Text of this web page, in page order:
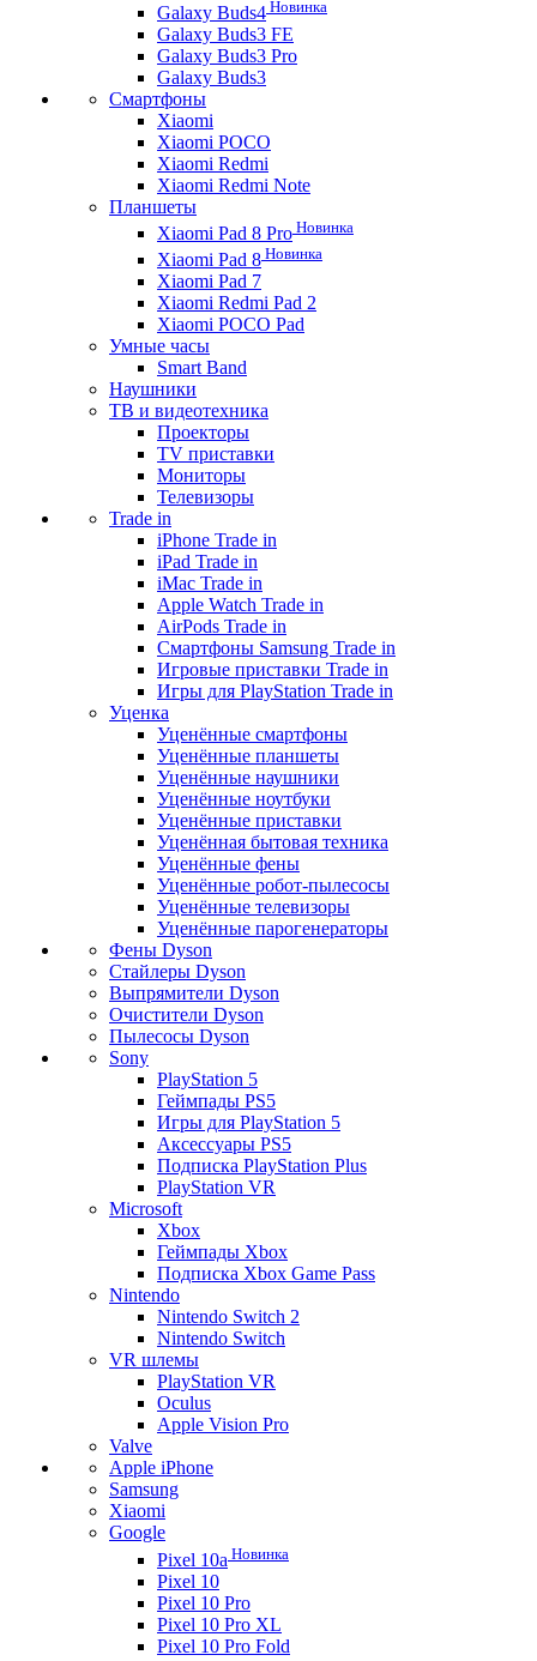
Galaxy Buds4 Новинка
Galaxy Buds3 FE
Galaxy Buds3 Pro
Galaxy Buds3
Смартфоны
Xiaomi
Xiaomi POCO
Xiaomi Redmi
Xiaomi Redmi Note
Планшеты
Xiaomi Pad 8 Pro Новинка
Xiaomi Pad 8 Новинка
Xiaomi Pad 7
Xiaomi Redmi Pad 2
Xiaomi POCO Pad
Умные часы
Smart Band
Наушники
ТВ и видеотехника
Проекторы
TV приставки
Мониторы
Телевизоры
Trade in
iPhone Trade in
iPad Trade in
iMac Trade in
Apple Watch Trade in
AirPods Trade in
Смартфоны Samsung Trade in
Игровые приставки Trade in
Игры для PlayStation Trade in
Уценка
Уценённые смартфоны
Уценённые планшеты
Уценённые наушники
Уценённые ноутбуки
Уценённые приставки
Уценённая бытовая техника
Уценённые фены
Уценённые робот-пылесосы
Уценённые телевизоры
Уценённые парогенераторы
Фены Dyson
Стайлеры Dyson
Выпрямители Dyson
Очистители Dyson
Пылесосы Dyson
Sony
PlayStation 5
Геймпады PS5
Игры для PlayStation 5
Аксессуары PS5
Подписка PlayStation Plus
PlayStation VR
Microsoft
Xbox
Геймпады Xbox
Подписка Xbox Game Pass
Nintendo
Nintendo Switch 2
Nintendo Switch
VR шлемы
PlayStation VR
Oculus
Apple Vision Pro
Valve
Apple iPhone
Samsung
Xiaomi
Google
Pixel 10a Новинка
Pixel 10
Pixel 10 Pro
Pixel 10 Pro XL
Pixel 10 Pro Fold